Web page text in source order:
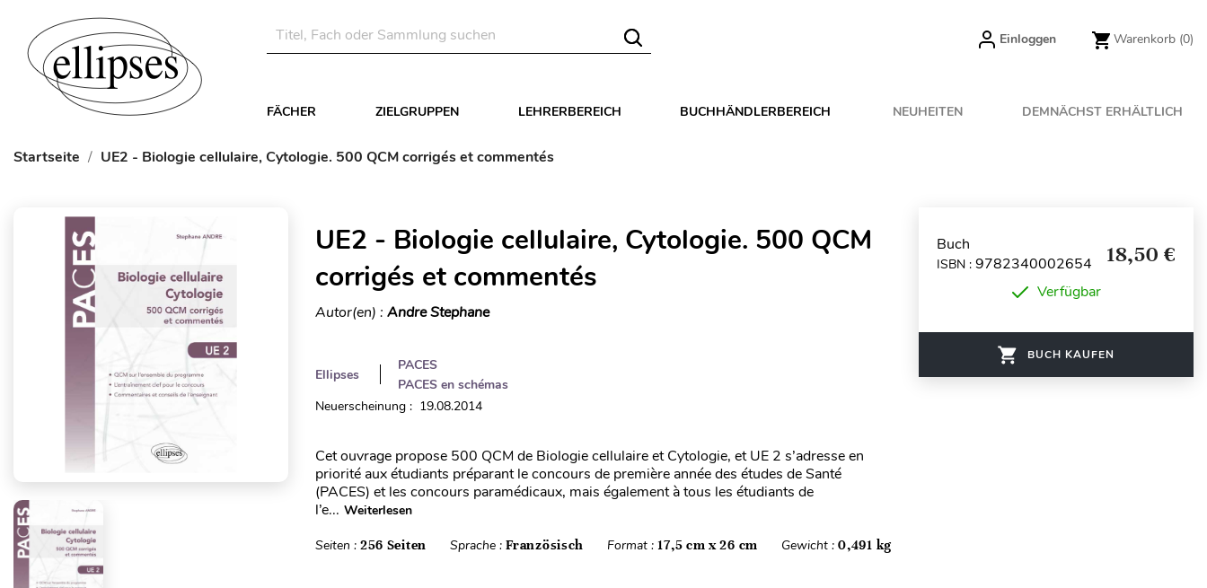
Einloggen Warenkorb (0)
FÄCHER ZIELGRUPPEN LEHRERBEREICH BUCHHÄNDLERBEREICH NEUHEITEN DEMNÄCHST ERHÄLTLICH
Startseite UE2 - Biologie cellulaire, Cytologie. 500 QCM corrigés et commentés
UE2 - Biologie cellulaire, Cytologie. 500 QCM
corrigés et commentés
Autor(en) : Andre Stephane
Ellipses
PACES
PACES en schémas
Neuerscheinung : 19.08.2014
Cet ouvrage propose 500 QCM de Biologie cellulaire et Cytologie, et UE 2 s’adresse en
priorité aux étudiants préparant le concours de première année des études de Santé
(PACES) et les concours paramédicaux, mais également à tous les étudiants de
l’e... Weiterlesen
Seiten : 256 Seiten Sprache :Französisch Format :17,5 cm x 26 cm Gewicht :0,491 kg
Buch
ISBN : 9782340002654 18,50 €
Verfügbar
BUCH KAUFEN